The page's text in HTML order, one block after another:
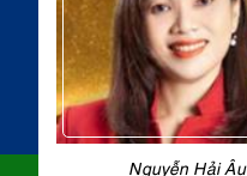
Nguyễn Hải Âu